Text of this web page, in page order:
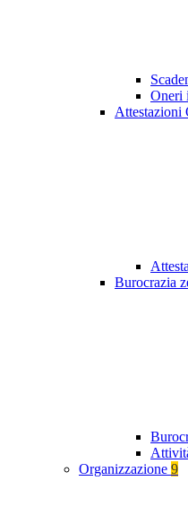
Oneri
Attestazioni
Burocrazia
Organizzazione 9